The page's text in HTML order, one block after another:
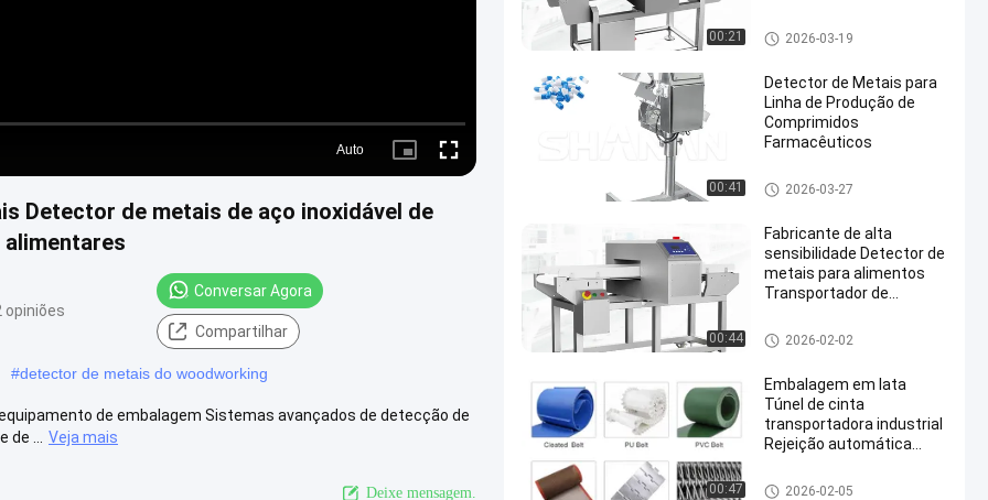
Auto
Picture- Fullscreen
Detector de metais de aço inoxidável de
opiniões
Conversar Agora
Compartilhar
#detector de metais do woodworking
de embalagem Sistemas avançados de detecção de
...
Veja mais
Deixe mensagem.
00:21
para Sistemas de Esteira
Transportadora
Detector de metais para alime
ntos
2026-03-19
00:41
Detector de Metais para
Linha de Produção de
Comprimidos
Farmacêuticos
Detector de metais para alime
ntos
2026-03-27
00:44
Fabricante de alta
sensibilidade Detector de
metais para alimentos
Transportador de
rejeição
Detector de metais para alime
ntos
2026-02-02
00:47
Embalagem em lata
Túnel de cinta
transportadora industrial
Rejeição automática
Detector de metais para alime
2026-02-05